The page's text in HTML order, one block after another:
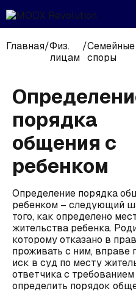
Главная/Физ.
лицам
/Семейные
споры
порядка
общения с
ребенком
Определение порядка
ребенком – следующий
того, как определено
жительства ребенка.
которому отказано в
проживать с ним, вправе
иск в суд по месту
ответчика с требованием
определить порядок